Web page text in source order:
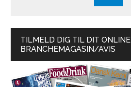
TILMELD DIG TIL DIT ONLINE
BRANCHEMAGASIN/AVIS